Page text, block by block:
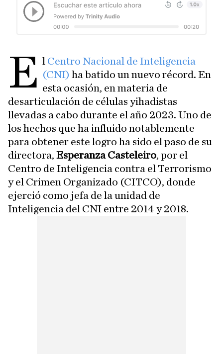
E l Centro Nacional de Inteligencia
(CNI)ha batido un nuevo récord. En
esta ocasión, en materia de
desarticulación de células yihadistas
llevadas a cabo durante el año 2023. Uno de
los hechos que ha influido notablemente
para obtener este logro ha sido el paso de su
directora, Esperanza Casteleiro, por el
Centro de Inteligencia contra el Terrorismo
y el Crimen Organizado (CITCO), donde
ejerció como jefa de la unidad de
Inteligencia del CNI entre 2014 y 2018.